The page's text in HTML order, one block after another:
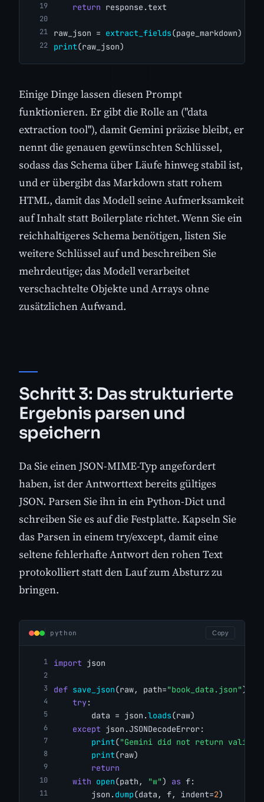
return response.text
raw_json = extract_fields(page_markdown)
print(raw_json)
Einige Dinge lassen diesen Prompt
funktionieren. Er gibt die Rolle an ("data
extraction tool"), damit Gemini präzise bleibt, er
nennt die genauen gewünschten Schlüssel,
sodass das Schema über Läufe hinweg stabil ist,
und er übergibt das Markdown statt rohem
HTML, damit das Modell seine Aufmerksamkeit
auf Inhalt statt Boilerplate richtet. Wenn Sie ein
reichhaltigeres Schema benötigen, listen Sie
weitere Schlüssel auf und beschreiben Sie
mehrdeutige; das Modell verarbeitet
verschachtelte Objekte und Arrays ohne
zusätzlichen Aufwand.
Schritt 3: Das strukturierte
Ergebnis parsen und
speichern
Da Sie einen JSON-MIME-Typ angefordert
haben, ist der Antworttext bereits gültiges
JSON. Parsen Sie ihn in ein Python-Dict und
schreiben Sie es auf die Festplatte. Kapseln Sie
das Parsen in einem try/except, damit eine
seltene fehlerhafte Antwort den rohen Text
protokolliert statt den Lauf zum Absturz zu
bringen.
python Copy
import json
def save_json(raw, path="book_data.json"):
try:
        data = json.
loads(raw)
except json.JSONDecodeError:
print("Gemini did not return valid
print(raw)
return
with open(path, "w") as f:
        json.
dump(data, f, indent=2)